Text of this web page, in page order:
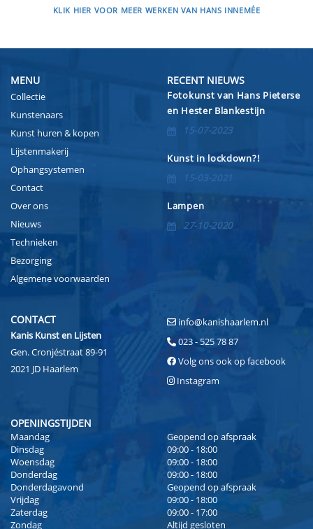
KLIK HIER VOOR MEER WERKEN VAN HANS INNEMÉE
MENU
Collectie
Kunstenaars
Kunst huren & kopen
Lijstenmakerij
Ophangsystemen
Contact
Over ons
Nieuws
Technieken
Bezorging
Algemene voorwaarden
RECENT NIEUWS
Fotokunst van Hans Pieterse
en Hester Blankestijn
15-07-2023
Kunst in lockdown?!
15-03-2021
Lampen
27-10-2020
CONTACT
Kanis Kunst en Lijsten
Gen. Cronjéstraat 89-91
2021 JD Haarlem
info@kanishaarlem.nl
023 - 525 78 87
Volg ons ook op facebook
Instagram
OPENINGSTIJDEN
Maandag
Geopend op afspraak
Dinsdag
09:00 - 18:00
Woensdag
09:00 - 18:00
Donderdag
09:00 - 18:00
Donderdagavond
Geopend op afspraak
Vrijdag
09:00 - 18:00
Zaterdag
09:00 - 17:00
Zondag
Altijd gesloten